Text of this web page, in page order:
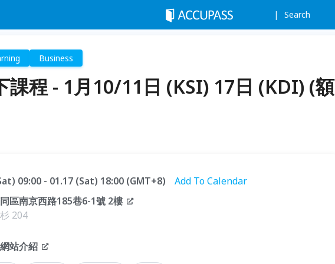
Search
Business
課程 - 1月10/11日 (KSI) 17日 (KDI) (額
09:00 - 01.17 (Sat) 18:00 (GMT+8)
Add To Calendar
區南京西路185巷6-1號 2樓
204
站介紹